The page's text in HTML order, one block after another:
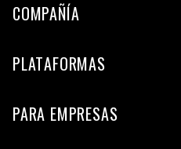
COMPAÑÍA
PLATAFORMAS
PARA EMPRESAS